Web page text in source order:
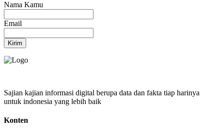
Nama Kamu
Email
Kirim
Sajian kajian informasi digital berupa data dan fakta tiap harinya
untuk indonesia yang lebih baik
Konten